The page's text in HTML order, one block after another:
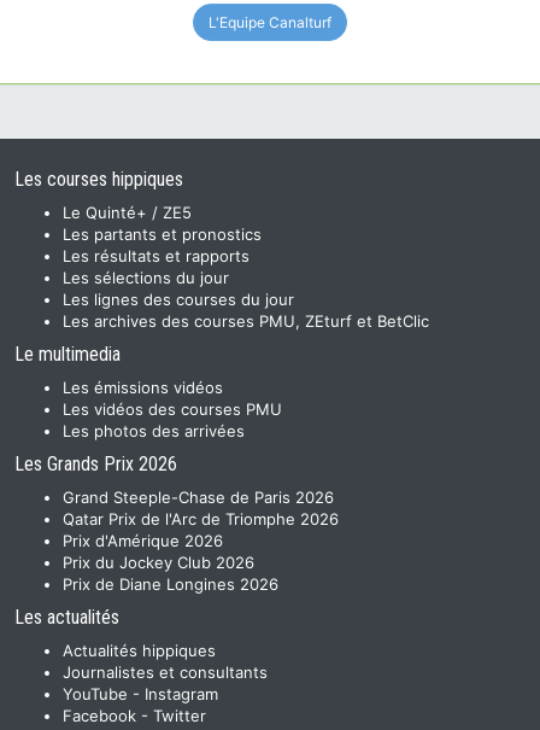
L'Equipe Canalturf
Les courses hippiques
Le Quinté+ / ZE5
Les partants et pronostics
Les résultats et rapports
Les sélections du jour
Les lignes des courses du jour
Les archives des courses PMU, ZEturf et BetClic
Le multimedia
Les émissions vidéos
Les vidéos des courses PMU
Les photos des arrivées
Les Grands Prix 2026
Grand Steeple-Chase de Paris 2026
Qatar Prix de l'Arc de Triomphe 2026
Prix d'Amérique 2026
Prix du Jockey Club 2026
Prix de Diane Longines 2026
Les actualités
Actualités hippiques
Journalistes et consultants
YouTube - Instagram
Facebook - Twitter